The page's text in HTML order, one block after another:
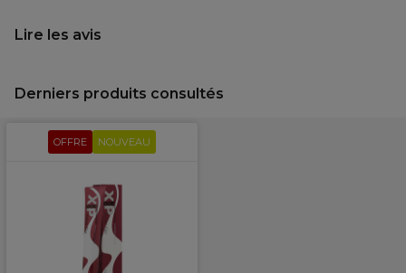
Lire les avis
Derniers produits consultés
OFFRE NOUVEAU